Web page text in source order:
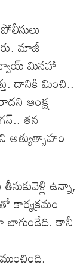
మాజీ
మినహా
దానికి మించి..
ఆంక్ష
తన
అత్యుత్సాహం
ఉన్నా,
కార్యక్రమం
కానీ